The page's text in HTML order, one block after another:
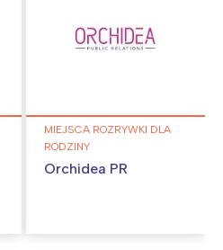
MIEJSCA ROZRYWKI DLA
RODZINY
Orchidea PR